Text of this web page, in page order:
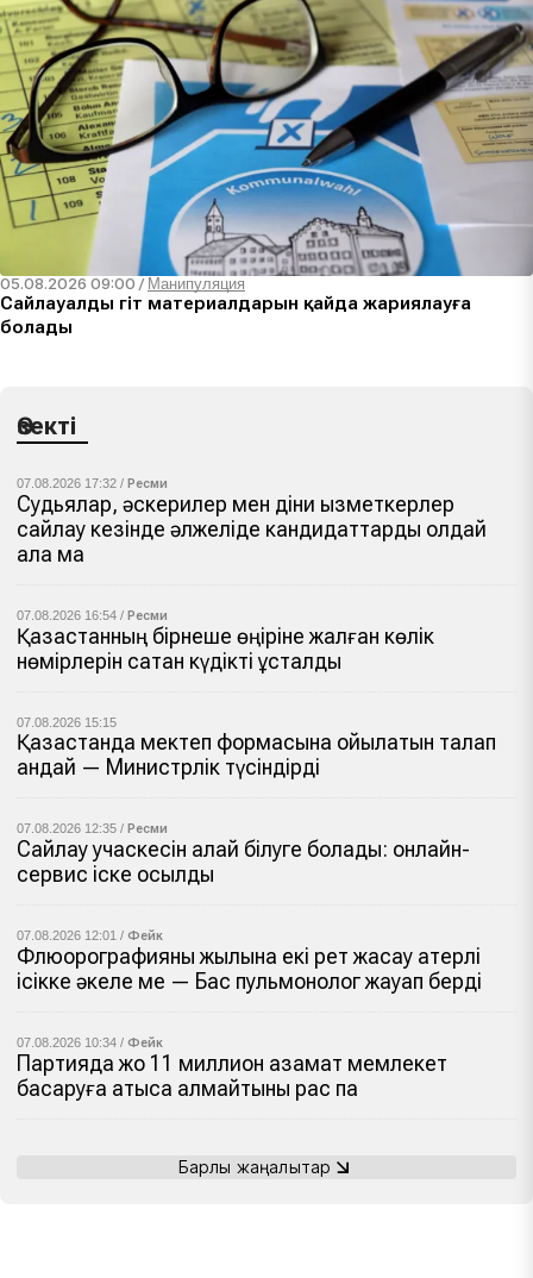
05.08.2026 09:00 / Манипуляция
Сайлауалды үгіт материалдарын қайда жариялауға
болады
Өзекті
07.08.2026 17:32 / Ресми
Судьялар, әскерилер мен діни қызметкерлер
сайлау кезінде әлжеліде кандидаттарды қолдай
ала ма
07.08.2026 16:54 / Ресми
Қазақстанның бірнеше өңіріне жалған көлік
нөмірлерін сатқан күдікті ұсталды
07.08.2026 15:15
Қазақстанда мектеп формасына қойылатын талап
қандай — Министрлік түсіндірді
07.08.2026 12:35 / Ресми
Сайлау учаскесін қалай білуге болады: онлайн-
сервис іске қосылды
07.08.2026 12:01 / Фейк
Флюорографияны жылына екі рет жасау қатерлі
ісікке әкеле ме — Бас пульмонолог жауап берді
07.08.2026 10:34 / Фейк
Партияда жоқ 11 миллион азамат мемлекет
басқаруға қатыса алмайтыны рас па
Барлық жаңалықтар